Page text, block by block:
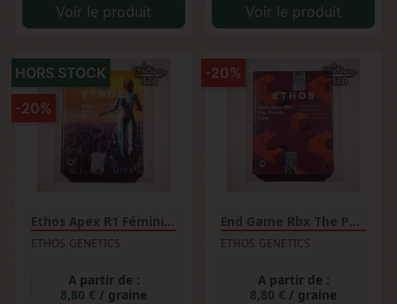
Voir le produit Voir le produit
Ethos Apex R1 Féminisée
ETHOS GENETICS
A partir de :
8,80 € / graine
HORS STOCK
-20%
End Game Rbx The Punch Line...
ETHOS GENETICS
A partir de :
8,80 € / graine
-20%